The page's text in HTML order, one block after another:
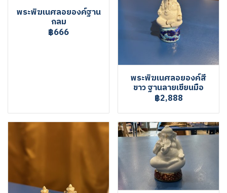
พระพิฆเนศลอยองค์ฐาน
กลม
฿666
พระพิฆเนศลอยองค์สี
ขาว ฐานลายเขียนมือ
฿2,888